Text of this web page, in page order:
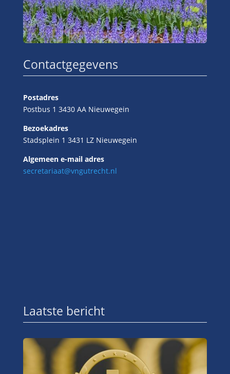
Contactgegevens
Postadres
Postbus 1 3430 AA Nieuwegein
Bezoekadres
Stadsplein 1 3431 LZ Nieuwegein
Algemeen e-mail adres
secretariaat@vngutrecht.nl
Laatste bericht